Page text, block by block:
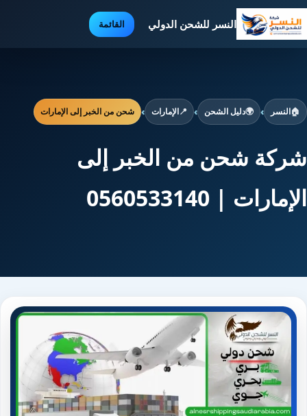
النسر للشحن الدولي القائمة
🏠النسر ›
🌍دليل الشحن ›
📍الإمارات › شحن من الخبر إلى الإمارات
شركة شحن من الخبر إلى
الإمارات | 0560533140